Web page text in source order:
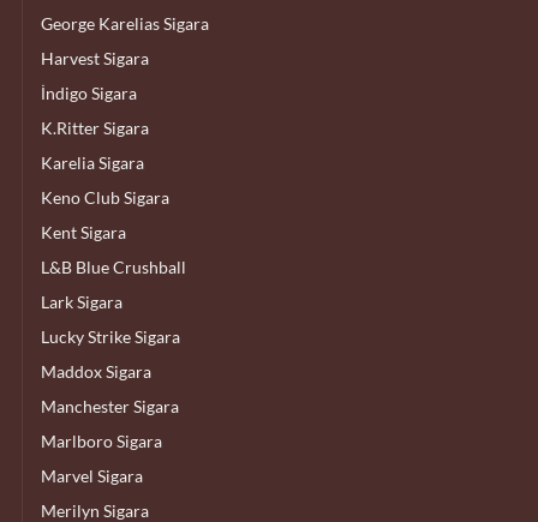
George Karelias Sigara
Harvest Sigara
İndigo Sigara
K.Ritter Sigara
Karelia Sigara
Keno Club Sigara
Kent Sigara
L&B Blue Crushball
Lark Sigara
Lucky Strike Sigara
Maddox Sigara
Manchester Sigara
Marlboro Sigara
Marvel Sigara
Merilyn Sigara